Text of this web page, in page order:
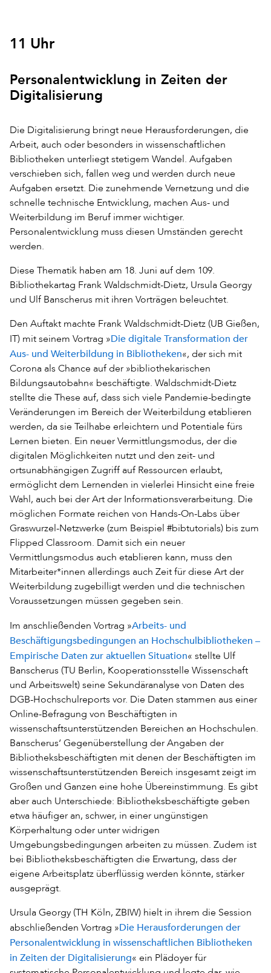
11 Uhr
Personalentwicklung in Zeiten der
Digitalisierung
Die Digitalisierung bringt neue Herausforderungen, die
Arbeit, auch oder besonders in wissenschaftlichen
Bibliotheken unterliegt stetigem Wandel. Aufgaben
verschieben sich, fallen weg und werden durch neue
Aufgaben ersetzt. Die zunehmende Vernetzung und die
schnelle technische Entwicklung, machen Aus- und
Weiterbildung im Beruf immer wichtiger.
Personalentwicklung muss diesen Umständen gerecht
werden.
Diese Thematik haben am 18. Juni auf dem 109.
Bibliothekartag Frank Waldschmidt-Dietz, Ursula Georgy
und Ulf Banscherus mit ihren Vorträgen beleuchtet.
Den Auftakt machte Frank Waldschmidt-Dietz (UB Gießen,
IT) mit seinem Vortrag »Die digitale Transformation der
Aus- und Weiterbildung in Bibliotheken«, der sich mit
Corona als Chance auf der »bibliothekarischen
Bildungsautobahn« beschäftigte. Waldschmidt-Dietz
stellte die These auf, dass sich viele Pandemie-bedingte
Veränderungen im Bereich der Weiterbildung etablieren
werden, da sie Teilhabe erleichtern und Potentiale fürs
Lernen bieten. Ein neuer Vermittlungsmodus, der die
digitalen Möglichkeiten nutzt und den zeit- und
ortsunabhängigen Zugriff auf Ressourcen erlaubt,
ermöglicht dem Lernenden in vielerlei Hinsicht eine freie
Wahl, auch bei der Art der Informationsverarbeitung. Die
möglichen Formate reichen von Hands-On-Labs über
Graswurzel-Netzwerke (zum Beispiel #bibtutorials) bis zum
Flipped Classroom. Damit sich ein neuer
Vermittlungsmodus auch etablieren kann, muss den
Mitarbeiter*innen allerdings auch Zeit für diese Art der
Weiterbildung zugebilligt werden und die technischen
Voraussetzungen müssen gegeben sein.
Im anschließenden Vortrag »Arbeits- und
Beschäftigungsbedingungen an Hochschulbibliotheken –
Empirische Daten zur aktuellen Situation« stellte Ulf
Banscherus (TU Berlin, Kooperationsstelle Wissenschaft
und Arbeitswelt) seine Sekundäranalyse von Daten des
DGB-Hochschulreports vor. Die Daten stammen aus einer
Online-Befragung von Beschäftigten in
wissenschaftsunterstützenden Bereichen an Hochschulen.
Banscherus‘ Gegenüberstellung der Angaben der
Bibliotheksbeschäftigten mit denen der Beschäftigten im
wissenschaftsunterstützenden Bereich insgesamt zeigt im
Großen und Ganzen eine hohe Übereinstimmung. Es gibt
aber auch Unterschiede: Bibliotheksbeschäftigte geben
etwa häufiger an, schwer, in einer ungünstigen
Körperhaltung oder unter widrigen
Umgebungsbedingungen arbeiten zu müssen. Zudem ist
bei Bibliotheksbeschäftigten die Erwartung, dass der
eigene Arbeitsplatz überflüssig werden könnte, stärker
ausgeprägt.
Ursula Georgy (TH Köln, ZBIW) hielt in ihrem die Session
abschließenden Vortrag »Die Herausforderungen der
Personalentwicklung in wissenschaftlichen Bibliotheken
in Zeiten der Digitalisierung« ein Plädoyer für